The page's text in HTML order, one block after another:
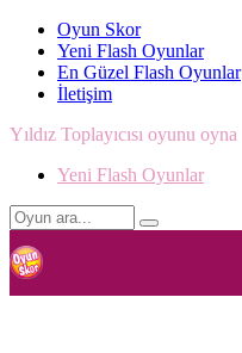
Oyun Skor
Yeni Flash Oyunlar
En Güzel Flash Oyunlar
İletişim
Yıldız Toplayıcısı oyunu oyna
Yeni Flash Oyunlar